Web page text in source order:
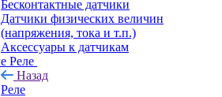
Бесконтактные датчики
Датчики физических величин
(напряжения, тока и т.п.)
Аксессуары к датчикам
Реле
Назад
Реле